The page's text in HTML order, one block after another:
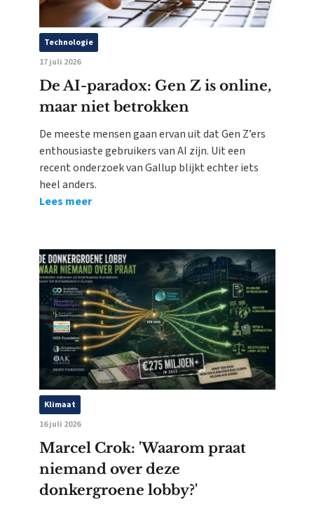
Technologie
17 juli 2026
De AI-paradox: Gen Z is online,
maar niet betrokken
De meeste mensen gaan ervan uit dat Gen Z’ers
enthousiaste gebruikers van AI zijn. Uit een
recent onderzoek van Gallup blijkt echter iets
heel anders.
Lees meer
Klimaat
16 juli 2026
Marcel Crok: 'Waarom praat
niemand over deze
donkergroene lobby?'